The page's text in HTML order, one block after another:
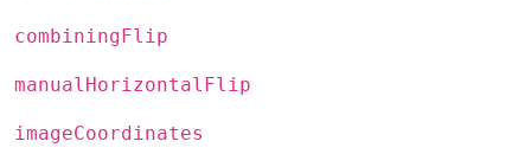
combiningFlip
manualHorizontalFlip
imageCoordinates